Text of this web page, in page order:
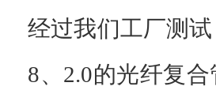
经过我们工厂测
8、2.0的光纤复